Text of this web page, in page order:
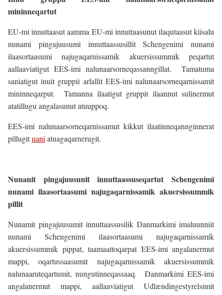
mininneqartut
EU-mi innuttaasut aamma EU-mi innuttaasunut ilaqutaasut kiisalu
nunami pingajuusumi innuttaassusillit Schengenimi nunami
ilaasortaasumi najugaqarnissamik akuersissummik peqartut
aallaaviatigut EES-imi nalunaarsorneqassanngillat. Tamatuma
saniatigut inuit gruppii arlallit EES-imi nalunaarsorneqarnissamit
mininneqarput. Tamanna ilaatigut gruppit ilaannut sulinermut
atatillugu angalasunut atuuppoq.
EES-imi nalunaarsorneqarnissamut kikkut ilaatinneqannginnerat
pillugituani atuagaqarnerugit.
Nunanit pingajuusunit innuttaassuseqartut Schengenimi
nunami ilaasortaasumi najugaqarnissamik akuersissummik
pillit
Nunamit pingajuusumit innuttaassusilik Danmarkimi imaluunniit
nunami Schengenimi ilaasortaasumi najugaqarnissamik
akuersissummik pippat, taamaattoqarpat EES-imi angalanermut
mappi, oqartussaasumit najugaqarnissamik akuersissummik
nalunaaruteqartumit, nungutinneqassaaq. Danmarkimi EES-imi
angalanermut mappi, aallaaviatigut Udlændingestyrelsimit